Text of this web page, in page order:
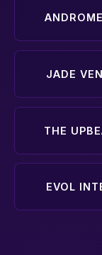
JADE
THE
EVOL